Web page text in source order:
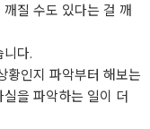
질 수도 있다는 걸 깨
다.
황인지 파악부터 해보는
을 파악하는 일이 더